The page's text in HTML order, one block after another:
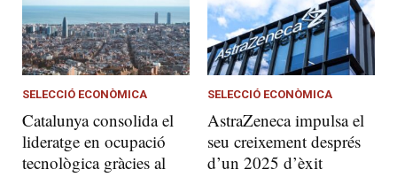
SELECCIÓ ECONÒMICA
Catalunya consolida el
lideratge en ocupació
tecnològica gràcies al
SELECCIÓ ECONÒMICA
AstraZeneca impulsa el
seu creixement després
d’un 2025 d’èxit